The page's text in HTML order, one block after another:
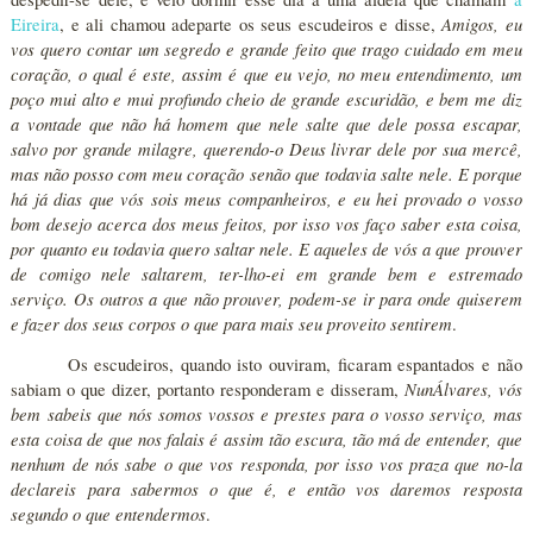
Eireira, e ali chamou adeparte os seus escudeiros e disse,Amigos, eu
vos quero contar um segredo e grande feito que trago cuidado em meu
coração, o qual é este, assim é que eu vejo, no meu entendimento, um
poço mui alto e mui profundo cheio de grande escuridão, e bem me diz
a vontade que não há homem que nele salte que dele possa escapar,
salvo por grande milagre, querendo-o Deus livrar dele por sua mercê,
mas não posso com meu coração senão que todavia salte nele. E porque
há já dias que vós sois meus companheiros, e eu hei provado o vosso
bom desejo acerca dos meus feitos, por isso vos faço saber esta coisa,
por quanto eu todavia quero saltar nele. E aqueles de vós a que prouver
de comigo nele saltarem, ter-lho-ei em grande bem e estremado
serviço. Os outros a que não prouver, podem-se ir para onde quiserem
e fazer dos seus corpos o que para mais seu proveito sentirem.
Os escudeiros, quando isto ouviram, ficaram espantados e não
sabiam o que dizer, portanto responderam e disseram, NunÁlvares, vós
bem sabeis que nós somos vossos e prestes para o vosso serviço, mas
esta coisa de que nos falais é assim tão escura, tão má de entender, que
nenhum de nós sabe o que vos responda, por isso vos praza que no-la
declareis para sabermos o que é, e então vos daremos resposta
segundo o que entendermos.